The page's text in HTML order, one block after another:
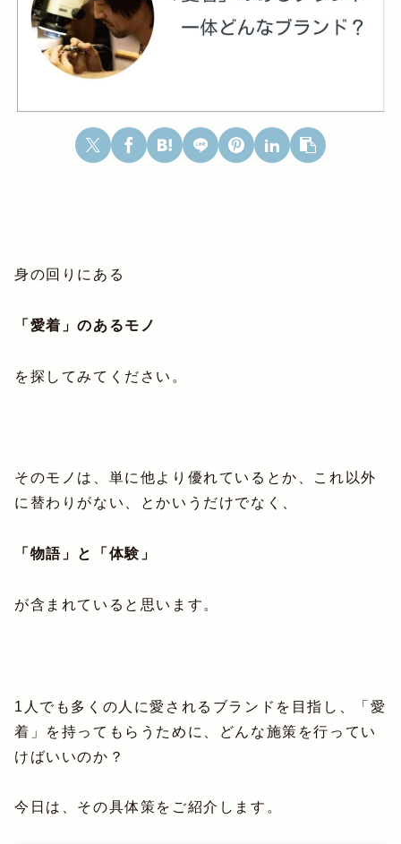
身の回りにある
「愛着」のあるモノ
を探してみてください。
そのモノは、単に他より優れているとか、これ以外
に替わりがない、とかいうだけでなく、
「物語」と「体験」
が含まれていると思います。
1人でも多くの人に愛されるブランドを目指し、「愛
着」を持ってもらうために、どんな施策を行ってい
けばいいのか？
今日は、その具体策をご紹介します。